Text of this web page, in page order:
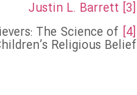
[3]
Justin L. Barrett
[4]
The Science of
Religious Belief